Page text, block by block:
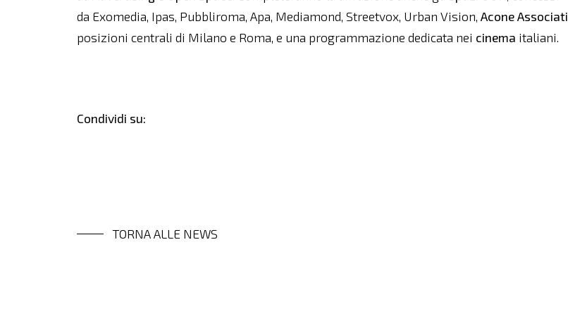
da Exomedia, Ipas, Pubbliroma, Apa, Mediamond, Streetvox, Urban Vision,Acone Associati
posizioni centrali di Milano e Roma, e una programmazione dedicata nei cinema italiani.
Condividi su:
TORNA ALLE NEWS